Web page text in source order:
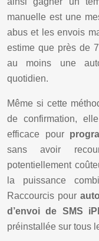
manuelle est une
abus et les envois
estime que près de
au moins une
quotidien.
Même si cette
de confirmation,
efficace pour
sans avoir
potentiellement
la puissance
Raccourcis pour
d’envoi de SMS
préinstallée sur tous